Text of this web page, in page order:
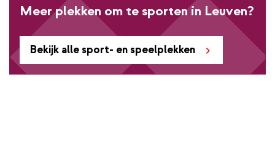
Bekijk alle sport- en speelplekken
Meer plekken om te sporten in Leuven?